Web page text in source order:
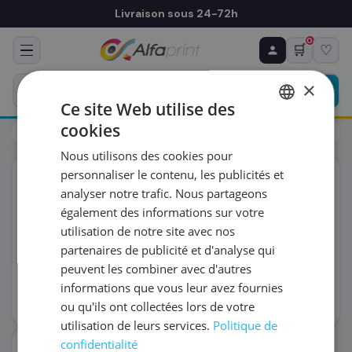
Livraison sous 24-72h
🛒
0
♡
Toners HP HP CF381A/312A - Toner cyan, 2 700 pages
ORIGINAL
♻ COMMANDE RÉCURRENTE
Prévoyez & économisez
Programmez votre prochain achat — notre équipe
vous prépare un devis personnalisé
RÉFÉRENCE DU PRODUIT
FRÉQUENCE
QUANTITÉ PAR LIVRAISON
DATE DE PREMIÈRE LIVRAISON SOUHAITÉE
×
Ce site Web utilise des
cookies
Nous utilisons des cookies pour
personnaliser le contenu, les publicités et
analyser notre trafic. Nous partageons
également des informations sur votre
utilisation de notre site avec nos
partenaires de publicité et d'analyse qui
peuvent les combiner avec d'autres
informations que vous leur avez fournies
ou qu'ils ont collectées lors de votre
utilisation de leurs services. Politique de
confidentialité